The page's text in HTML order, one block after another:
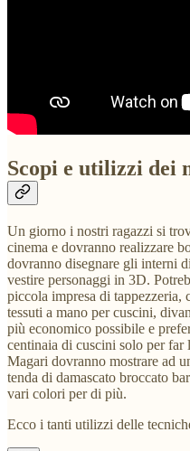
Scopi e utilizzi dei
Un giorno i nostri ragazzi si
cinema e dovranno realizzare
dovranno disegnare gli interni
vestire personaggi in 3D.
piccola impresa di tappezzeria,
tessuti a mano per cuscini,
più economico possibile e
centinaia di cuscini solo per far
Magari dovranno mostrare ad
tenda di damascato broccato
vari colori per di più.
Ecco i tanti utilizzi delle